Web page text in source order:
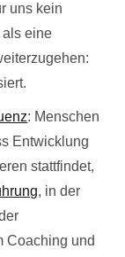
uns kein
als eine
: Menschen
Entwicklung
stattfindet,
, in der
Coaching und